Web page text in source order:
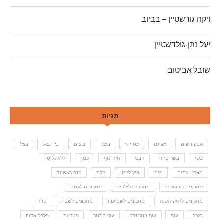
ויקה גורשטיין – בביוב
יעל נתן-גולדשטיין
שובל אביטוב
תגיות
אבקת שום אורגנו אסייתי ביצה ביצים בלי בצל בצל
בשר בשר טחון דבש חזה עוף כמון ללא גלוטן
מאכלי עמים מים מיץ לימון מלח מנה ראשונה
מתכונים טבעוניים מתכונים לילדים מתכונים לפסח
מתכונים לראש השנה מתכונים לשבועות מתכונים לשבת סויה
סוכר עוף עוף במרינדה עוף בתנור פטריות פלפל אדום